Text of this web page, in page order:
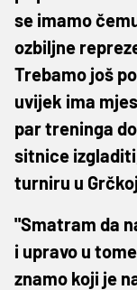
se imamo
ozbiljne
Trebamo još
uvijek ima
par treninga
sitnice
turniru u
"Smatram da
i upravo u
znamo koji je